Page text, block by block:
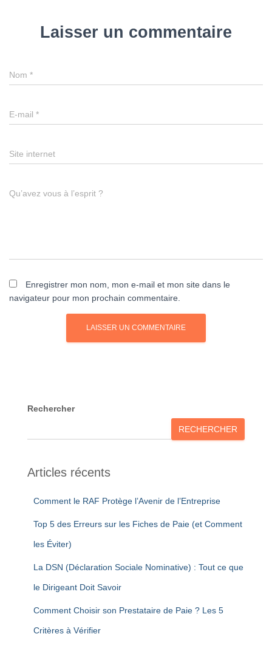
Laisser un commentaire
Nom *
E-mail *
Site internet
Qu’avez vous à l’esprit ?
Enregistrer mon nom, mon e-mail et mon site dans le
navigateur pour mon prochain commentaire.
Rechercher
RECHERCHER
Articles récents
Comment le RAF Protège l’Avenir de l’Entreprise
Top 5 des Erreurs sur les Fiches de Paie (et Comment
les Éviter)
La DSN (Déclaration Sociale Nominative) : Tout ce que
le Dirigeant Doit Savoir
Comment Choisir son Prestataire de Paie ? Les 5
Critères à Vérifier